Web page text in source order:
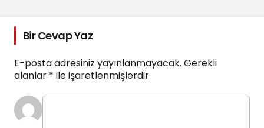
Bir Cevap Yaz
E-posta adresiniz yayınlanmayacak. Gerekli
alanlar * ile işaretlenmişlerdir